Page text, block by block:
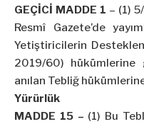
GEÇİCİ MADDE 1 – (1)
Resmî Gazete’de
Yetiştiricilerin
2019/60)
anılan Tebliğ
Yürürlük
MADDE 15 – (1) Bu